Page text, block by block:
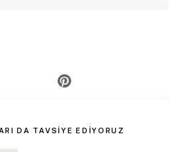
DA TAVSIYE EDIYORUZ